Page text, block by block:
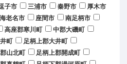
子市 三浦市 秦野市
厚木市
海老名市 座間市
南足柄市
高座郡寒川町
中郡大磯町
町
足柄上郡大井町
山北町
足柄上郡開成町